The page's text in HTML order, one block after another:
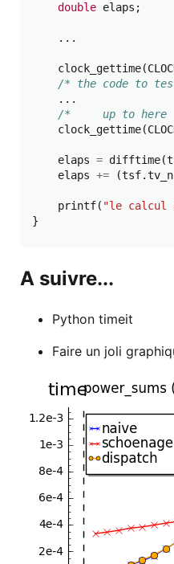
double elaps ;
...
clock_gettime(
/* the code to
...
/*     up to
clock_gettime(
elaps = difftime(
elaps += (tsf.
printf( "le calcul
}
A suivre...
Python timeit
Faire un joli